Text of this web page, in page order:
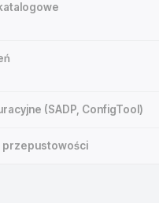
(SADP, ConfigTool)
przepustowości